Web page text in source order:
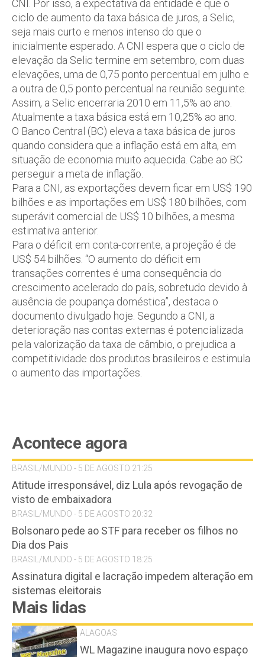
CNI. Por isso, a expectativa da entidade é que o
ciclo de aumento da taxa básica de juros, a Selic,
seja mais curto e menos intenso do que o
inicialmente esperado. A CNI espera que o ciclo de
elevação da Selic termine em setembro, com duas
elevações, uma de 0,75 ponto percentual em julho e
a outra de 0,5 ponto percentual na reunião seguinte.
Assim, a Selic encerraria 2010 em 11,5% ao ano.
Atualmente a taxa básica está em 10,25% ao ano.
O Banco Central (BC) eleva a taxa básica de juros
quando considera que a inflação está em alta, em
situação de economia muito aquecida. Cabe ao BC
perseguir a meta de inflação.
Para a CNI, as exportações devem ficar em US$ 190
bilhões e as importações em US$ 180 bilhões, com
superávit comercial de US$ 10 bilhões, a mesma
estimativa anterior.
Para o déficit em conta-corrente, a projeção é de
US$ 54 bilhões. “O aumento do déficit em
transações correntes é uma consequência do
crescimento acelerado do país, sobretudo devido à
ausência de poupança doméstica”, destaca o
documento divulgado hoje. Segundo a CNI, a
deterioração nas contas externas é potencializada
pela valorização da taxa de câmbio, o prejudica a
competitividade dos produtos brasileiros e estimula
o aumento das importações.
Acontece agora
BRASIL/MUNDO - 5 DE AGOSTO 21:25
Atitude irresponsável, diz Lula após revogação de
visto de embaixadora
BRASIL/MUNDO - 5 DE AGOSTO 20:32
Bolsonaro pede ao STF para receber os filhos no
Dia dos Pais
BRASIL/MUNDO - 5 DE AGOSTO 18:25
Assinatura digital e lacração impedem alteração em
sistemas eleitorais
Mais lidas
ALAGOAS
WL Magazine inaugura novo espaço